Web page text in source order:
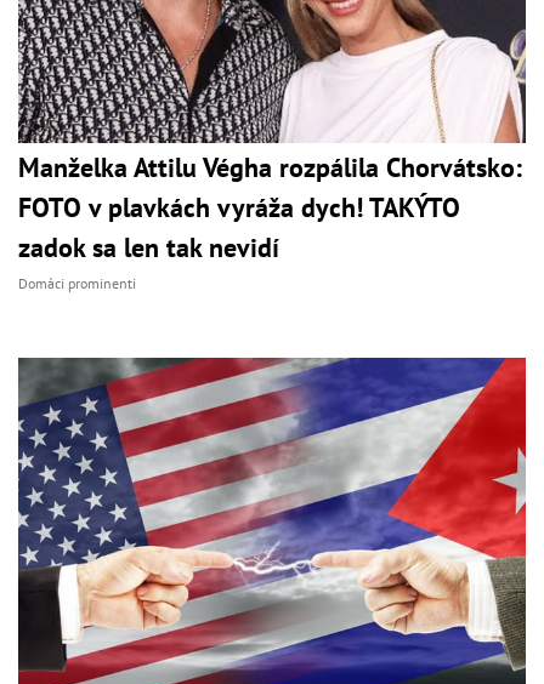
Manželka Attilu Végha rozpálila Chorvátsko:
FOTO v plavkách vyráža dych! TAKÝTO
zadok sa len tak nevidí
Domáci prominenti